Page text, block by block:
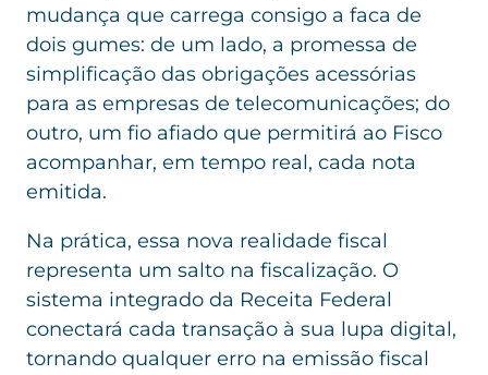
mudança que carrega consigo a faca de
dois gumes: de um lado, a promessa de
simplificação das obrigações acessórias
para as empresas de telecomunicações; do
outro, um fio afiado que permitirá ao Fisco
acompanhar, em tempo real, cada nota
emitida.
Na prática, essa nova realidade fiscal
representa um salto na fiscalização. O
sistema integrado da Receita Federal
conectará cada transação à sua lupa digital,
tornando qualquer erro na emissão fiscal